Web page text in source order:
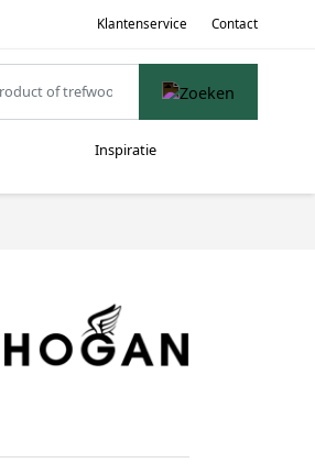
Klantenservice Contact
Inspiratie